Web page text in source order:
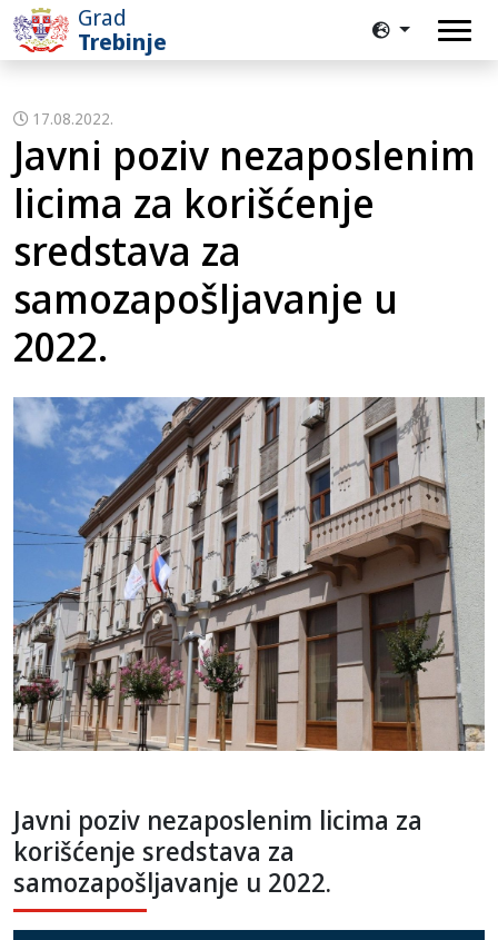
Grad
Trebinje
17.08.2022.
Javni poziv nezaposlenim
licima za korišćenje
sredstava za
samozapošljavanje u
2022.
Javni poziv nezaposlenim licima za
korišćenje sredstava za
samozapošljavanje u 2022.